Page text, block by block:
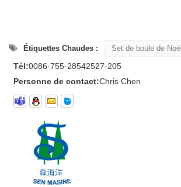
Étiquettes Chaudes : Set de boule de Noël
Tél:0086-755-28542527-205
Personne de contact:Chris Chen